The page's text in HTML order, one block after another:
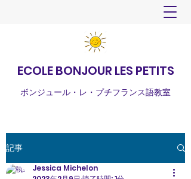
ECOLE BONJOUR LES PETITS
ボンジュール・レ・プチフランス語教室
記事
Jessica Michelon